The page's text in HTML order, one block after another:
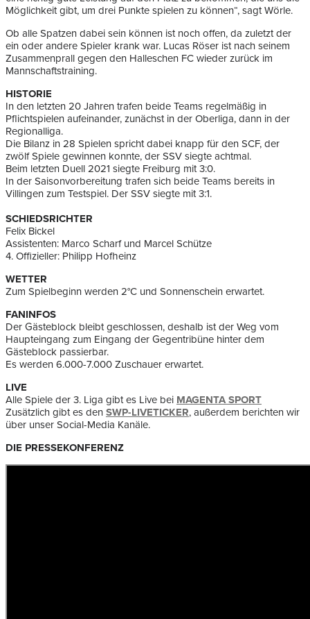
Möglichkeit gibt, um drei Punkte spielen zu können“, sagt Wörle.
Ob alle Spatzen dabei sein können ist noch offen, da zuletzt der
ein oder andere Spieler krank war. Lucas Röser ist nach seinem
Zusammenprall gegen den Halleschen FC wieder zurück im
Mannschaftstraining.
HISTORIE
In den letzten 20 Jahren trafen beide Teams regelmäßig in
Pflichtspielen aufeinander, zunächst in der Oberliga, dann in der
Regionalliga.
Die Bilanz in 28 Spielen spricht dabei knapp für den SCF, der
zwölf Spiele gewinnen konnte, der SSV siegte achtmal.
Beim letzten Duell 2021 siegte Freiburg mit 3:0.
In der Saisonvorbereitung trafen sich beide Teams bereits in
Villingen zum Testspiel. Der SSV siegte mit 3:1.
SCHIEDSRICHTER
Felix Bickel
Assistenten: Marco Scharf und Marcel Schütze
4. Offizieller: Philipp Hofheinz
WETTER
Zum Spielbeginn werden 2°C und Sonnenschein erwartet.
FANINFOS
Der Gästeblock bleibt geschlossen, deshalb ist der Weg vom
Haupteingang zum Eingang der Gegentribüne hinter dem
Gästeblock passierbar.
Es werden 6.000-7.000 Zuschauer erwartet.
LIVE
Alle Spiele der 3. Liga gibt es Live bei MAGENTA SPORT
Zusätzlich gibt es den SWP-LIVETICKER, außerdem berichten wir
über unser Social-Media Kanäle.
DIE PRESSEKONFERENZ